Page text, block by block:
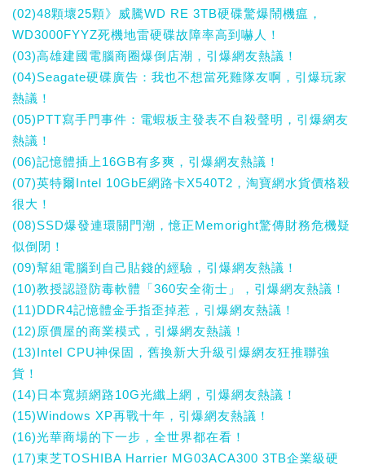
(02)48顆壞25顆》威騰WD RE 3TB硬碟驚爆鬧機瘟，
WD3000FYYZ死機地雷硬碟故障率高到嚇人！
(03)高雄建國電腦商圈爆倒店潮，引爆網友熱議！
(04)Seagate硬碟廣告：我也不想當死雞隊友啊，引爆玩家
熱議！
(05)PTT寫手門事件：電蝦板主發表不自殺聲明，引爆網友
熱議！
(06)記憶體插上16GB有多爽，引爆網友熱議！
(07)英特爾Intel 10GbE網路卡X540T2，淘寶網水貨價格殺
很大！
(08)SSD爆發連環關門潮，憶正Memoright驚傳財務危機疑
似倒閉！
(09)幫組電腦到自己貼錢的經驗，引爆網友熱議！
(10)教授認證防毒軟體「360安全衛士」，引爆網友熱議！
(11)DDR4記憶體金手指歪掉惹，引爆網友熱議！
(12)原價屋的商業模式，引爆網友熱議！
(13)Intel CPU神保固，舊換新大升級引爆網友狂推聯強
貨！
(14)日本寬頻網路10G光纖上網，引爆網友熱議！
(15)Windows XP再戰十年，引爆網友熱議！
(16)光華商場的下一步，全世界都在看！
(17)東芝TOSHIBA Harrier MG03ACA300 3TB企業級硬